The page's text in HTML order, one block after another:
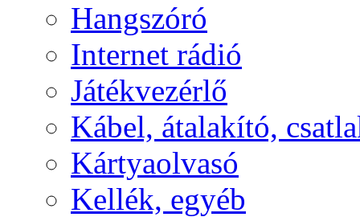
Hangszóró
Internet rádió
Játékvezérlő
Kábel, átalakító,
Kártyaolvasó
Kellék, egyéb